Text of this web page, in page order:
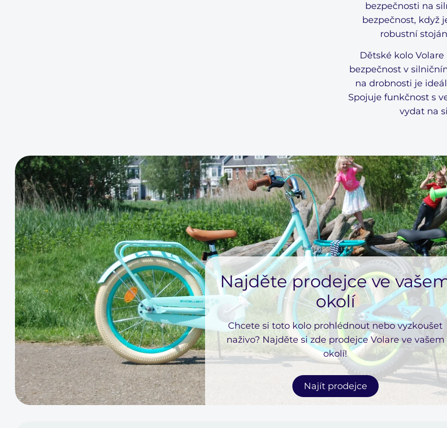
bezpečnosti na
bezpečnost, když
robustní
Dětské kolo
bezpečnost v
na drobnosti je
Spojuje funkčnost s
vydat na
Najděte prodejce ve
okolí
Chcete si toto kolo prohlédnout nebo vyzkoušet
naživo? Najděte si zde prodejce Volare ve vašem
okolí!
Najít prodejce
. Please select your
SHOP NOW